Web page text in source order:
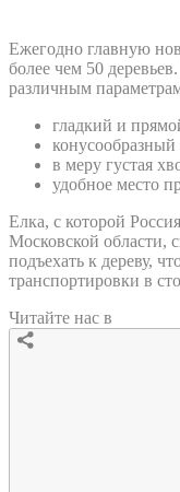
Ежегодно главную
более чем 50
различным
гладкий и
конусообразный
в меру густая
удобное место
Елка, с которой
Московской области,
подъехать к дереву,
транспортировки в
Читайте нас в